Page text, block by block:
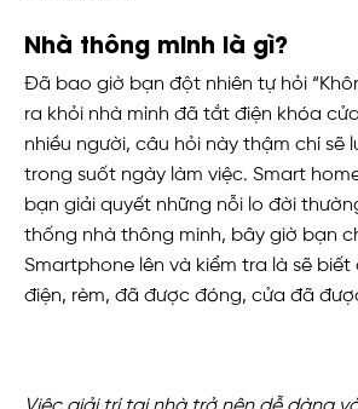
Nhà thông minh là gì?
Đã bao giờ bạn đột nhiên tự hỏi
ra khỏi nhà mình đã tắt điện khóa
nhiều người, câu hỏi này thậm chí sẽ
trong suốt ngày làm việc. Smart
bạn giải quyết những nỗi lo đời
thống nhà thông minh, bây giờ bạn
Smartphone lên và kiểm tra là sẽ
điện, rèm, đã được đóng, cửa đã